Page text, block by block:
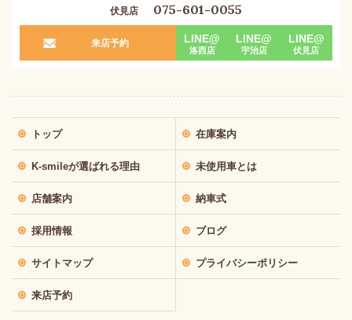
伏見店 075-601-0055
来店予約 LINE@
洛西店
LINE@
宇治店
LINE@
伏見店
トップ 在庫案内
K-smileが選ばれる理由 未使用車とは
店舗案内 納車式
採用情報 ブログ
サイトマップ プライバシーポリシー
来店予約